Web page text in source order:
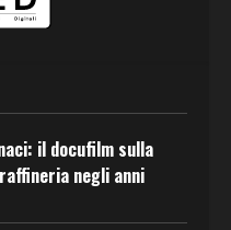
il docufilm sulla
negli anni